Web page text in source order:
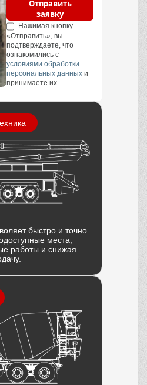
Отправить
заявку
Нажимая кнопку
«Отправить», вы
подтверждаете, что
ознакомились с
условиями обработки
персональных данных и
принимаете их.
быстро и точно
места,
работы и снижая